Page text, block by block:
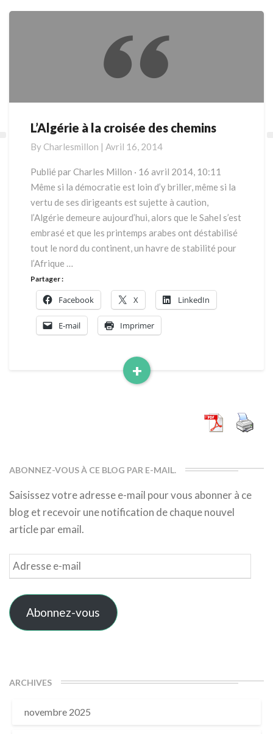
L’Algérie
la
croisée
chemins
L’Algérie à la croisée des chemins
By Charlesmillon | Avril 16, 2014
Publié par Charles Millon · 16 avril 2014, 10:11
Même si la démocratie est loin d’y briller, même si la
vertu de ses dirigeants est sujette à caution,
l’Algérie demeure aujourd’hui, alors que le Sahel s’est
embrasé et que les printemps arabes ont déstabilisé
tout le nord du continent, un havre de stabilité pour
l’Afrique …
+
Read
Partager :
Facebook X LinkedIn
E-mail Imprimer
ABONNEZ-VOUS À CE BLOG PAR E-MAIL.
Saisissez votre adresse e-mail pour vous abonner à ce
blog et recevoir une notification de chaque nouvel
article par email.
Adresse
e-
mail
Abonnez-vous
ARCHIVES
novembre 2025